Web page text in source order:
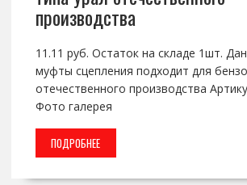
производства
11.11 руб. Остаток на складе 1шт.
муфты сцепления подходит для
отечественного производства
Фото галерея
ПОДРОБНЕЕ